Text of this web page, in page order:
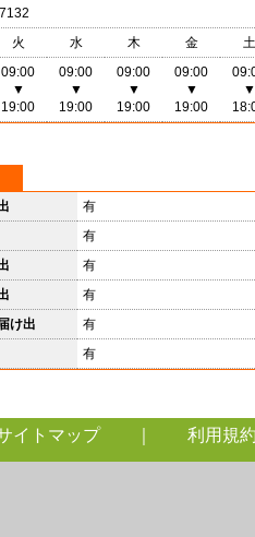
火 水 木 金
土
09:00
▼
19:00
09:00
▼
19:00
09:00
▼
19:00
09:00
▼
19:00
▼
有
有
有
有
け出
有
有
イトマップ｜ 利用規